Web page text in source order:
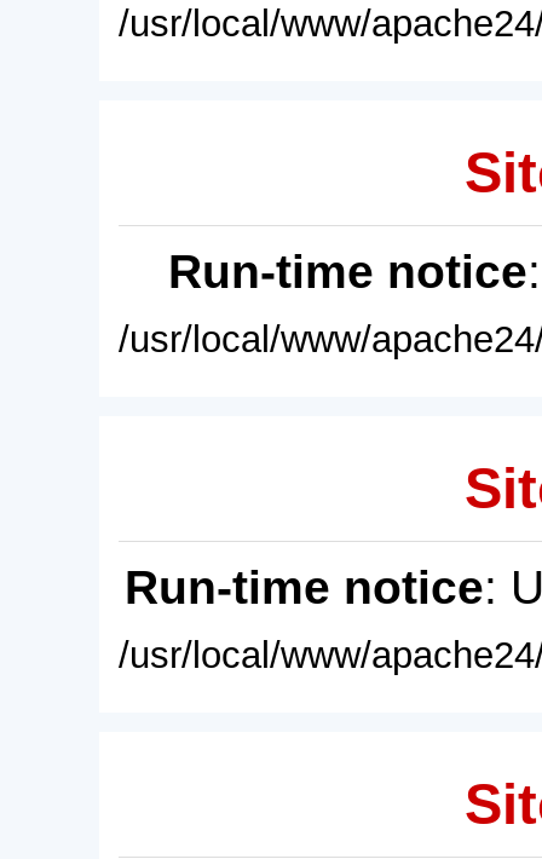
/usr/local/www/
Run-time notice
/usr/local/www/
Run-time notice:
/usr/local/www/